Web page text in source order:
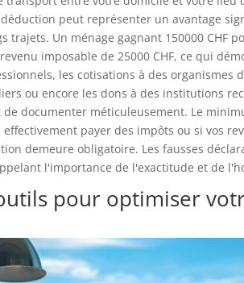
déduction peut représenter un avantage
trajets. Un ménage gagnant 150000 CHF
imposable de 25000 CHF, ce qui
les cotisations à des organismes
ou encore les dons à des institutions
documenter méticuleusement. Le
payer des impôts ou si vos
demeure obligatoire. Les fausses
l'importance de l'exactitude et de
pour optimiser